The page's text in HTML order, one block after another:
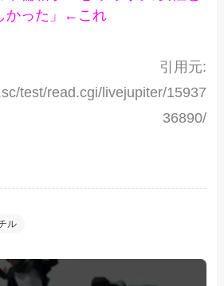
かった」←これ
引用元:
test/read.cgi/livejupiter/15937
36890/
ル